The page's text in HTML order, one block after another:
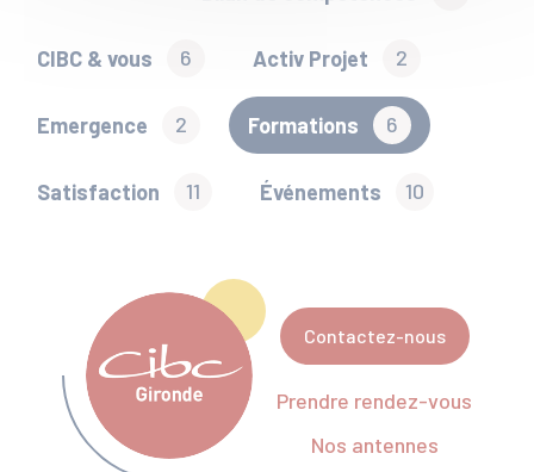
CIBC & vous 6 Activ Projet 2
Emergence 2 Formations 6
Satisfaction 11 Événements 10
Contactez-nous
Prendre rendez-vous
Nos antennes